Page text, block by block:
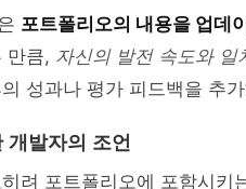
포트폴리오의 내용을 업데
만큼, 자신의 발전 속도와 일
성과나 평가 피드백을 추
개발자의 조언
려 포트폴리오에 포함시키